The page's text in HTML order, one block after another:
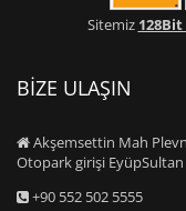
Sitemiz 128Bit
BİZE ULAŞIN
Akşemsettin Mah
Otopark girişi
+90 552 502 5555